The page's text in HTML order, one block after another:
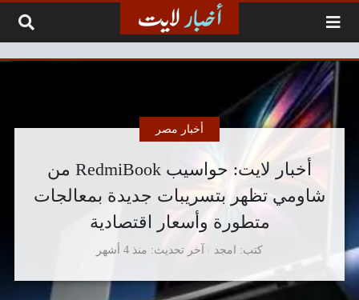
أخبار لايت: حواسيب RedmiBook من
شاومي تظهر بتسريبات جديدة بمعالجات
متطورة وأسعار اقتصادية
كتب امجد
أخبار مصر
آخر تحديث منذ 4 أشهر